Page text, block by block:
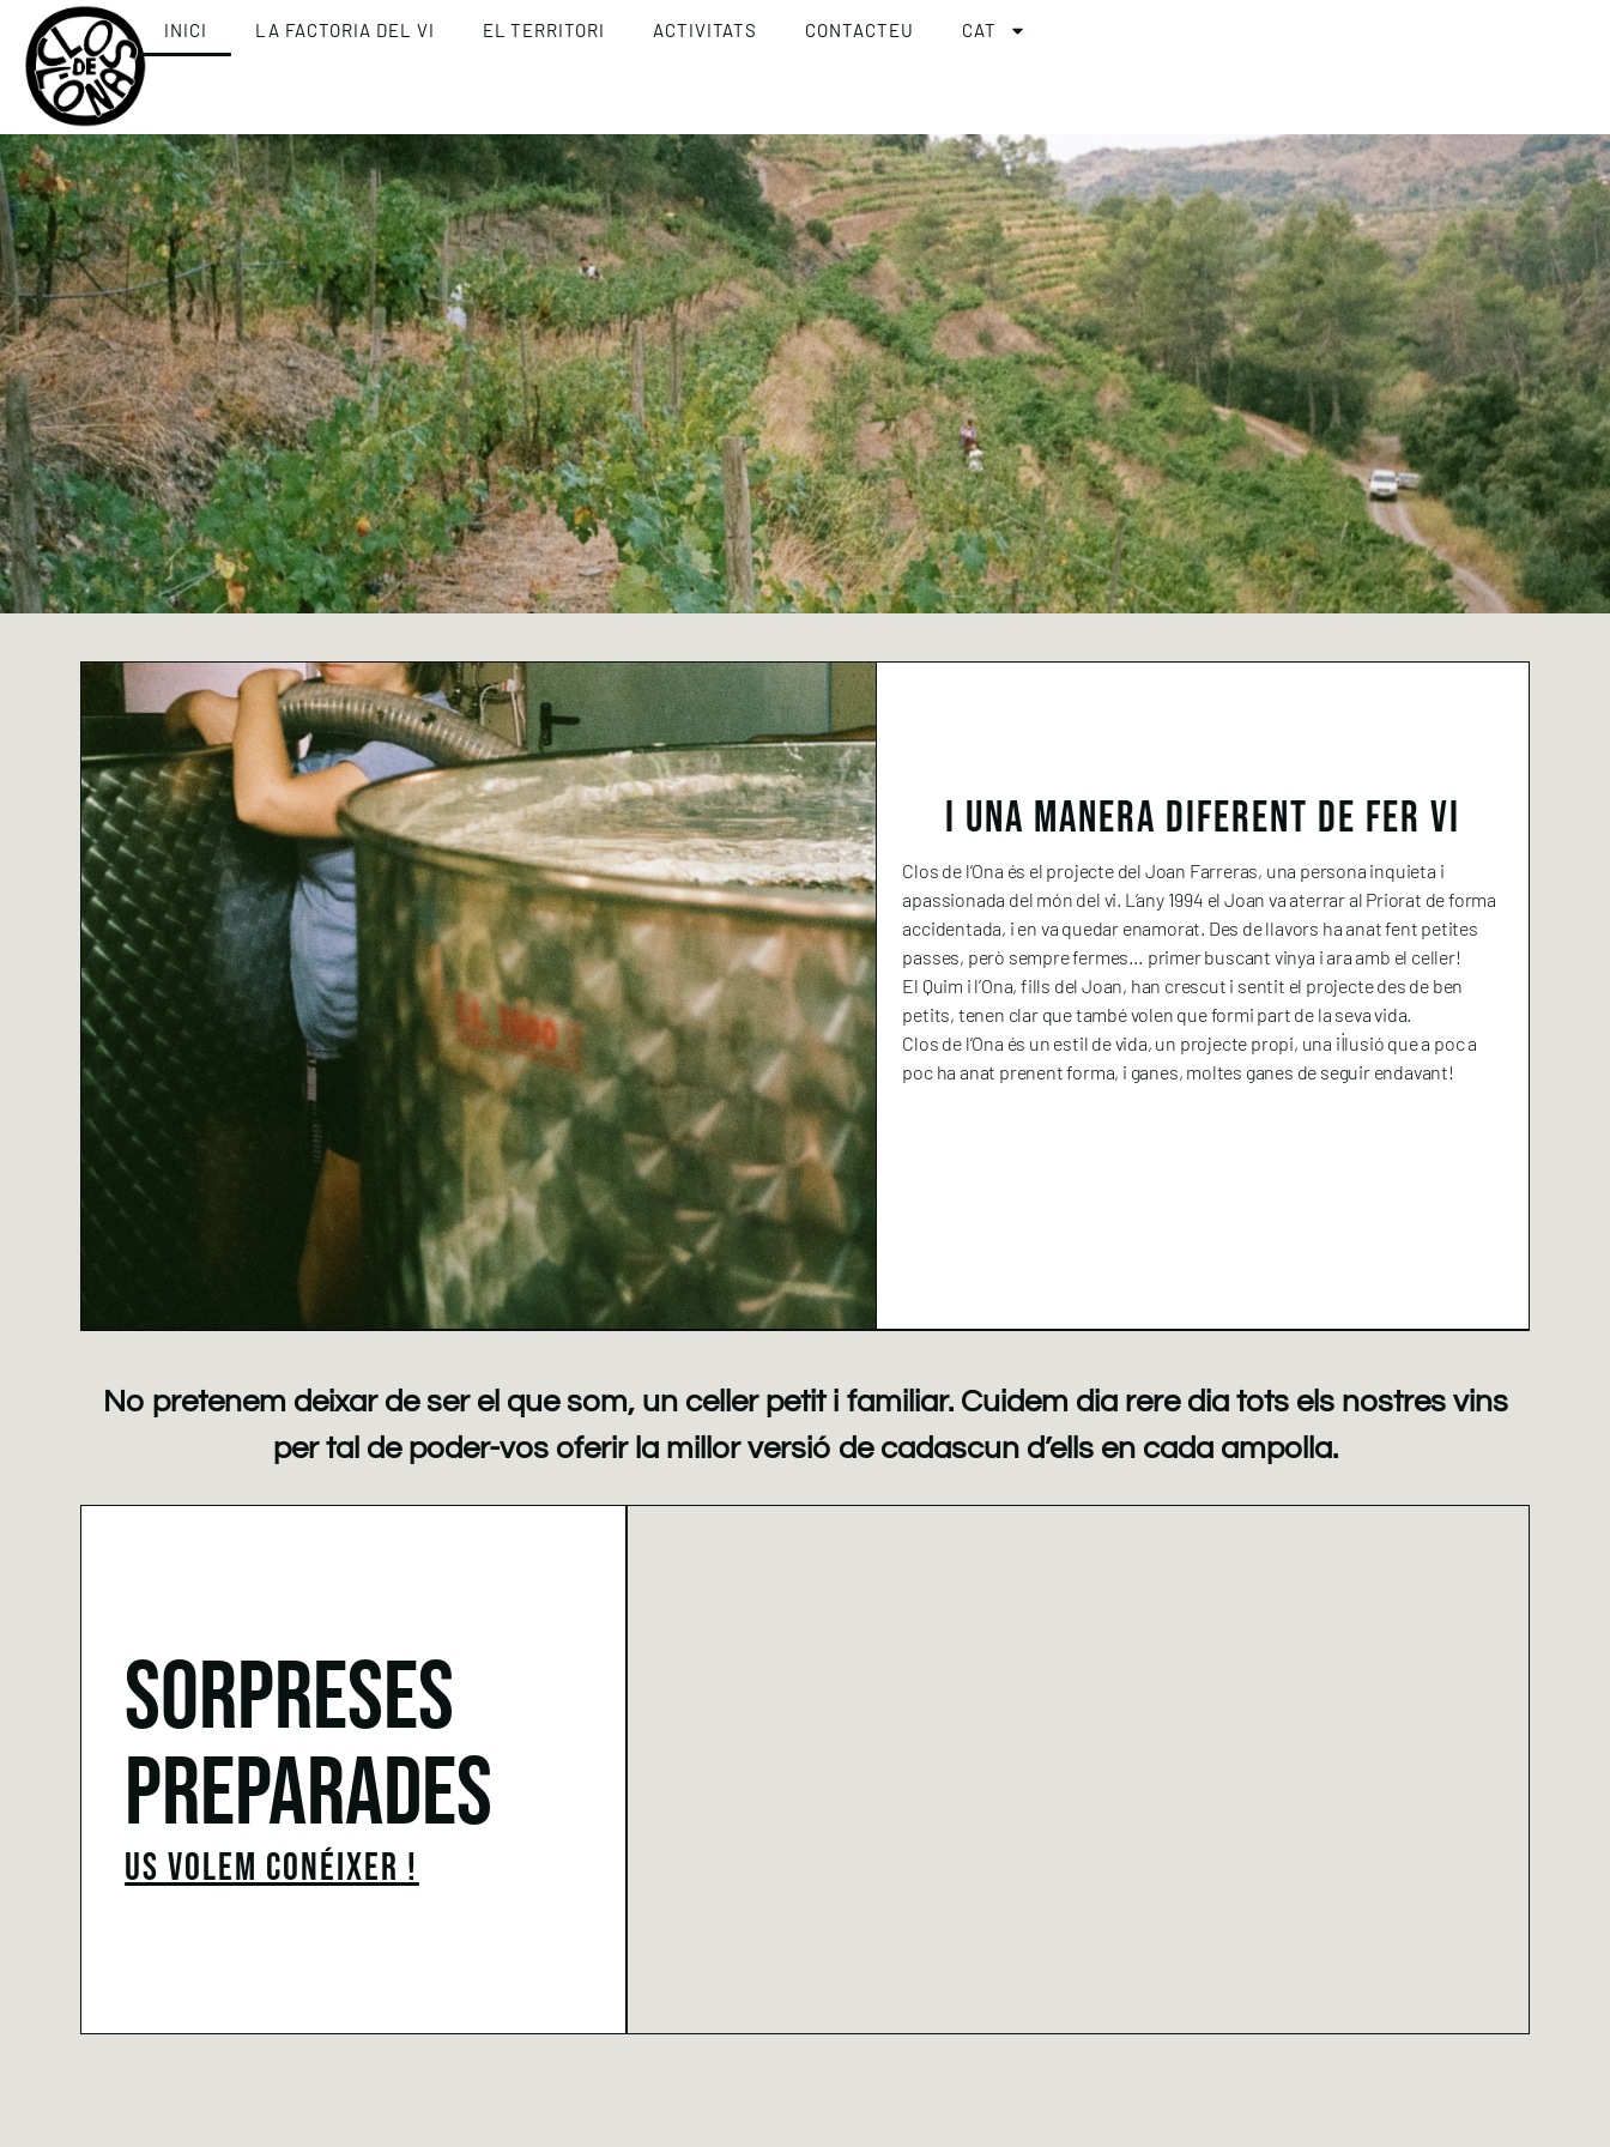
INICI LA FACTORIA DEL VI EL TERRITORI ACTIVITATS CONTACTEU CAT
VENIU A DESCOBRIR UNA TERRA ÚNICA
Un celler petit on es fan vins d'autor; vins amb
caràcter propi i màxima expressió.
I UNA MANERA DIFERENT DE FER VI
Clos de l’Ona és el projecte del Joan Farreras, una persona inquieta i
apassionada del món del vi. L’any 1994 el Joan va aterrar al Priorat de forma
accidentada, i en va quedar enamorat. Des de llavors ha anat fent petites
passes, però sempre fermes… primer buscant vinya i ara amb el celler!
El Quim i l’Ona, fills del Joan, han crescut i sentit el projecte des de ben
petits, tenen clar que també volen que formi part de la seva vida.
Clos de l’Ona és un estil de vida, un projecte propi, una il·lusió que a poc a
poc ha anat prenent forma, i ganes, moltes ganes de seguir endavant!
No pretenem deixar de ser el que som, un celler petit i familiar. Cuidem dia rere dia tots els nostres vins
per tal de poder-vos oferir la millor versió de cadascun d’ells en cada ampolla.
SORPRESES
PREPARADES
US VOLEM CONÉIXER !